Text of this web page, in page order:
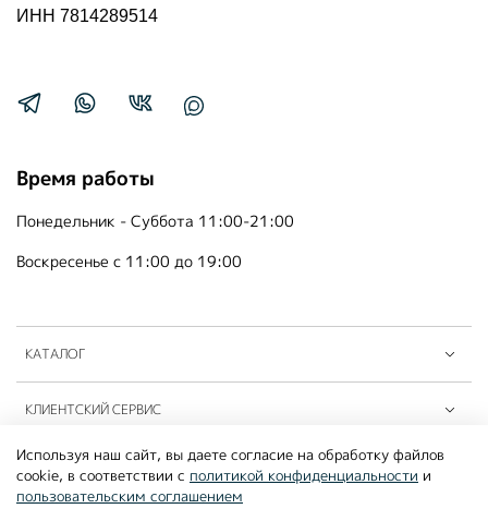
КАТАЛОГ
КЛИЕНТСКИЙ СЕРВИС
ПАРТНЁРЫ B2B
Время работы
Понедельник - Суббота 11:00-21:00
Воскресенье с 11:00 до 19:00
ИНН 7814289514
Используя наш сайт, вы даете согласие на обработку файлов
cookie, в соответствии с политикой конфиденциальности и
пользовательским соглашением